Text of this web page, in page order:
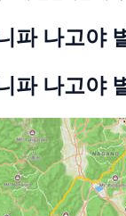
파 나고야
파 나고야